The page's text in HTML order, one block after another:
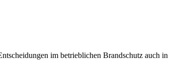
im betrieblichen Brandschutz auch in